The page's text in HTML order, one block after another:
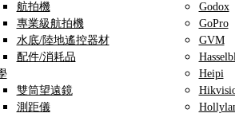
航拍機
專業級航拍機
水底/陸地遙控器材
配件/消耗品
雙筒望遠鏡
測距儀
Godox
GoPro
GVM
Heipi